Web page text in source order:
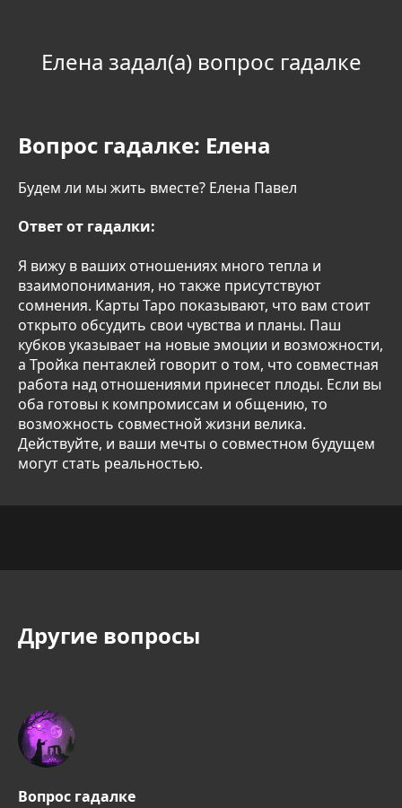
Елена задал(а) вопрос гадалке
Вопрос гадалке: Елена
Будем ли мы жить вместе? Елена Павел
Ответ от гадалки:
Я вижу в ваших отношениях много тепла и
взаимопонимания, но также присутствуют
сомнения. Карты Таро показывают, что вам стоит
открыто обсудить свои чувства и планы. Паш
кубков указывает на новые эмоции и возможности,
а Тройка пентаклей говорит о том, что совместная
работа над отношениями принесет плоды. Если вы
оба готовы к компромиссам и общению, то
возможность совместной жизни велика.
Действуйте, и ваши мечты о совместном будущем
могут стать реальностью.
Другие вопросы
Вопрос гадалке